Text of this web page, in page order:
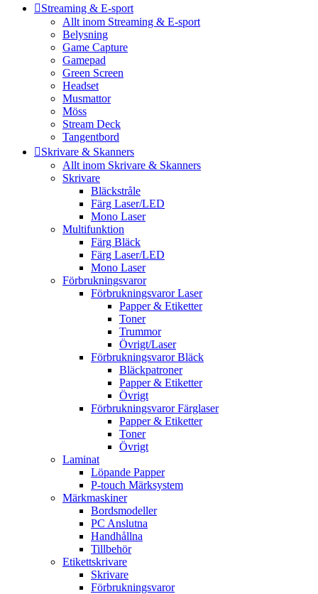
Streaming & E-sport
Allt inom Streaming & E-sport
Belysning
Game Capture
Gamepad
Green Screen
Headset
Musmattor
Möss
Stream Deck
Tangentbord
Skrivare & Skanners
Allt inom Skrivare & Skanners
Skrivare
Bläckstråle
Färg Laser/LED
Mono Laser
Multifunktion
Färg Bläck
Färg Laser/LED
Mono Laser
Förbrukningsvaror
Förbrukningsvaror Laser
Papper & Etiketter
Toner
Trummor
Övrigt/Laser
Förbrukningsvaror Bläck
Bläckpatroner
Papper & Etiketter
Övrigt
Förbrukningsvaror Färglaser
Papper & Etiketter
Toner
Övrigt
Laminat
Löpande Papper
P-touch Märksystem
Märkmaskiner
Bordsmodeller
PC Anslutna
Handhållna
Tillbehör
Etikettskrivare
Skrivare
Förbrukningsvaror